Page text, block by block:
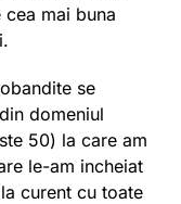
mai buna
se
domeniul
50) la care am
le-am incheiat
curent cu toate